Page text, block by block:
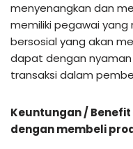
menyenangkan dan
memiliki pegawai
bersosial yang akan
dapat dengan
transaksi dalam
Keuntungan /
dengan membeli